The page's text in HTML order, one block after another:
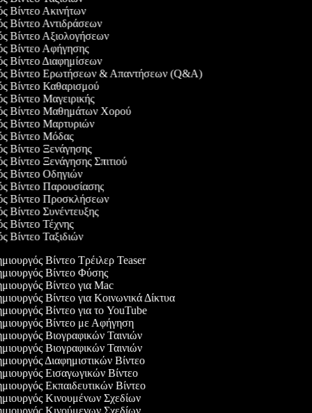
Βίντεο Ακινήτων
Βίντεο Αντιδράσεων
Βίντεο Αξιολογήσεων
Βίντεο Αφήγησης
Βίντεο Διαφημίσεων
Βίντεο Ερωτήσεων & Απαντήσεων (Q&A)
Βίντεο Καθαρισμού
Βίντεο Μαγειρικής
Βίντεο Μαθημάτων Χορού
Βίντεο Μαρτυριών
Βίντεο Μόδας
Βίντεο Ξενάγησης
Βίντεο Ξενάγησης Σπιτιού
Βίντεο Οδηγιών
Βίντεο Παρουσίασης
Βίντεο Προσκλήσεων
Βίντεο Συνέντευξης
Βίντεο Τέχνης
Βίντεο Ταξιδιών
Βίντεο Τρέιλερ Teaser
Βίντεο Φύσης
Βίντεο για Mac
Βίντεο για Κοινωνικά Δίκτυα
Βίντεο για το YouTube
Βίντεο με Αφήγηση
Βιογραφικών Ταινιών
Βιογραφικών Ταινιών
Διαφημιστικών Βίντεο
Εισαγωγικών Βίντεο
Εκπαιδευτικών Βίντεο
Κινουμένων Σχεδίων